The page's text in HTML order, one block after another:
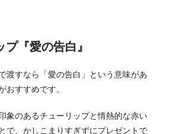
『愛の告白』
渡すなら「愛の告白」という意味があ
おすすめです。
象のあるチューリップと情熱的な赤い
で、かしこまりすぎずにプレゼントで